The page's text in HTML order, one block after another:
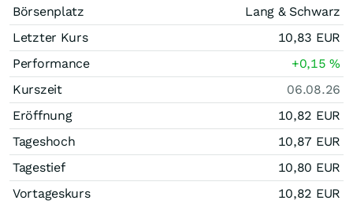
Börsenplatz
Lang & Schwarz
Letzter Kurs
10,83 EUR
Performance
+0,15%
Kurszeit
06.08.26
Eröffnung
10,82 EUR
Tageshoch
10,87 EUR
Tagestief
10,80 EUR
Vortageskurs
10,82 EUR